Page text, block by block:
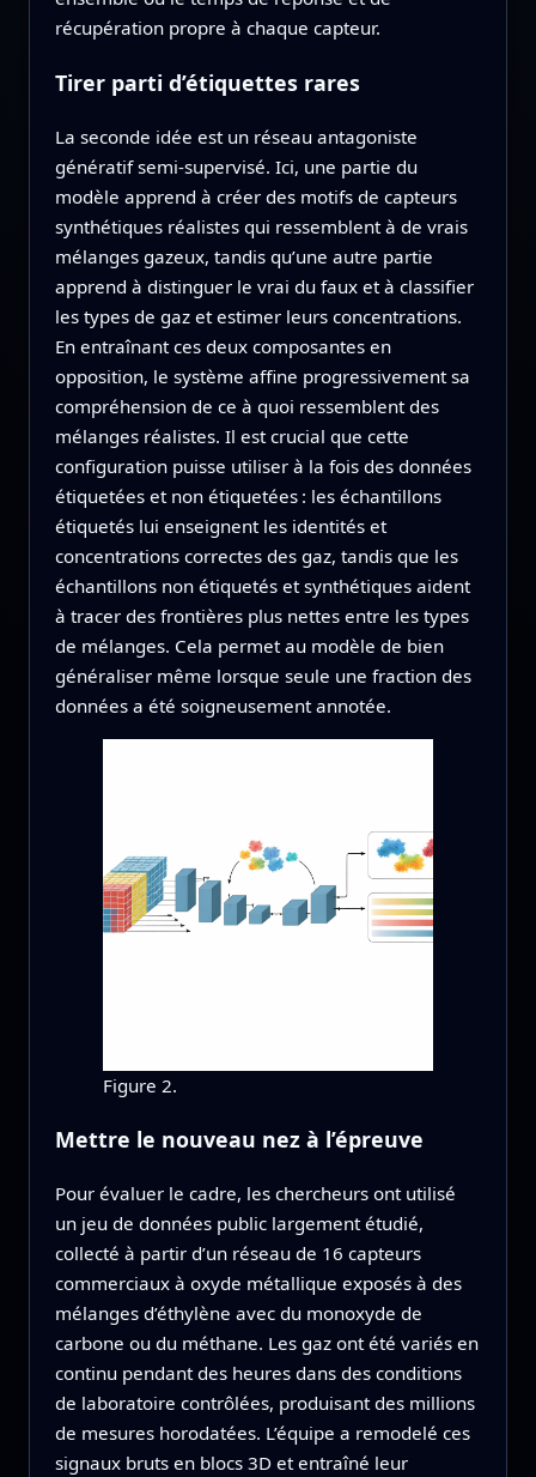
récupération propre à chaque capteur.
Tirer parti d’étiquettes rares
La seconde idée est un réseau antagoniste
génératif semi‑supervisé. Ici, une partie du
modèle apprend à créer des motifs de capteurs
synthétiques réalistes qui ressemblent à de vrais
mélanges gazeux, tandis qu’une autre partie
apprend à distinguer le vrai du faux et à classifier
les types de gaz et estimer leurs concentrations.
En entraînant ces deux composantes en
opposition, le système affine progressivement sa
compréhension de ce à quoi ressemblent des
mélanges réalistes. Il est crucial que cette
configuration puisse utiliser à la fois des données
étiquetées et non étiquetées : les échantillons
étiquetés lui enseignent les identités et
concentrations correctes des gaz, tandis que les
échantillons non étiquetés et synthétiques aident
à tracer des frontières plus nettes entre les types
de mélanges. Cela permet au modèle de bien
généraliser même lorsque seule une fraction des
données a été soigneusement annotée.
Figure 2.
Mettre le nouveau nez à l’épreuve
Pour évaluer le cadre, les chercheurs ont utilisé
un jeu de données public largement étudié,
collecté à partir d’un réseau de 16 capteurs
commerciaux à oxyde métallique exposés à des
mélanges d’éthylène avec du monoxyde de
carbone ou du méthane. Les gaz ont été variés en
continu pendant des heures dans des conditions
de laboratoire contrôlées, produisant des millions
de mesures horodatées. L’équipe a remodelé ces
signaux bruts en blocs 3D et entraîné leur